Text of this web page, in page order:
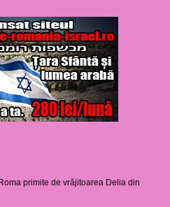
primite de vrăjitoarea Delia din